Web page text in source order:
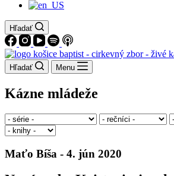
Hľadať
Hľadať Menu
Kázne mládeže
Maťo Bíša - 4. jún 2020